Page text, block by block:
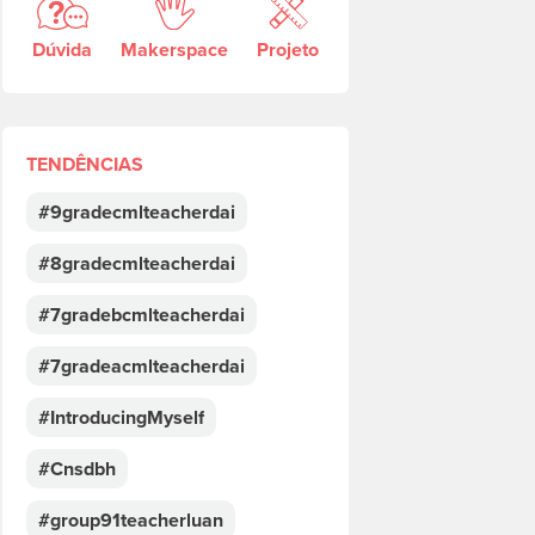
Dúvida Makerspace Projeto
TENDÊNCIAS
#9gradecmlteacherdai
#8gradecmlteacherdai
#7gradebcmlteacherdai
#7gradeacmlteacherdai
#IntroducingMyself
#Cnsdbh
#group91teacherluan